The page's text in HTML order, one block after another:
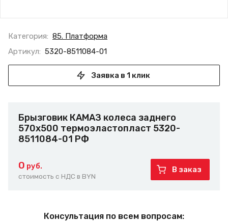
Категория: 85. Платформа
Артикул: 5320-8511084-01
Заявка в 1 клик
Брызговик КАМАЗ колеса заднего
570х500 термоэластопласт 5320-
8511084-01 РФ
0 руб.
стоимость с НДС в BYN
В заказ
Консультация по всем вопросам: